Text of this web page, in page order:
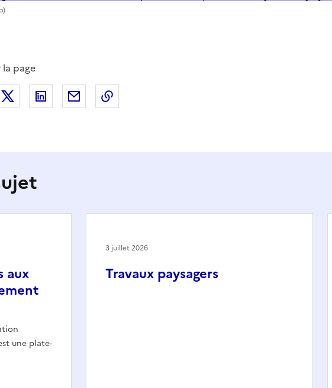
la page
sur Facebook
Partager sur X (anciennement Twitter)
Partager sur LinkedIn
Partager par email
aux
une plate-
Travaux paysagers
3 juillet 2026